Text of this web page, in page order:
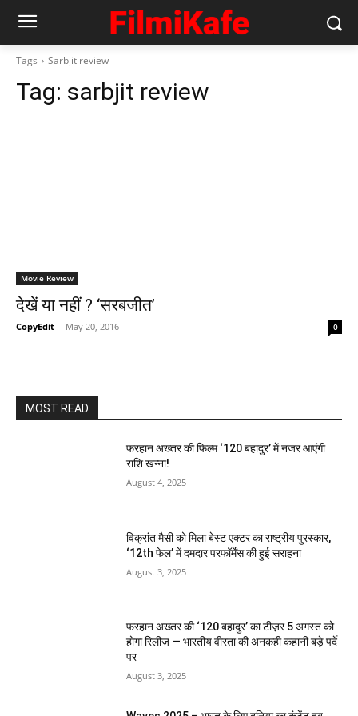
Tags Sarbjit review
Tag: sarbjit review
Movie Review
देखें या नहीं ? ‘सरबजीत’
CopyEdit - May 20, 2016 0
MOST READ
फरहान अख्तर की फिल्म ‘120 बहादुर’ में नजर आएंगी
राशि खन्ना!
August 4, 2025
विक्रांत मैसी को मिला बेस्ट एक्टर का राष्ट्रीय पुरस्कार,
‘12th फेल’ में दमदार परफॉर्मेंस की हुई सराहना
August 3, 2025
फरहान अख्तर की ‘120 बहादुर’ का टीज़र 5 अगस्त को
होगा रिलीज़ — भारतीय वीरता की अनकही कहानी बड़े पर्दे
पर
August 3, 2025